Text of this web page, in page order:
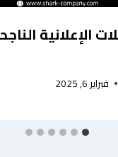
الإعلانية
فبراير 6, 2025